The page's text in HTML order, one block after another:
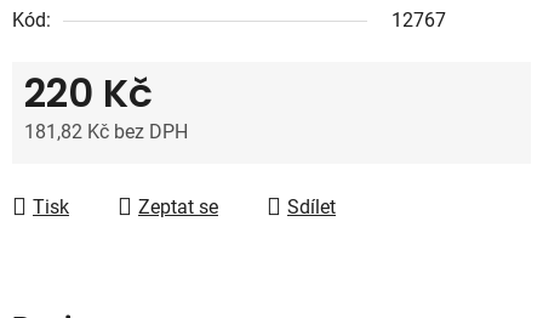
Kód:
12767
220 Kč
181,82 Kč bez DPH
Tisk
Zeptat se Sdílet